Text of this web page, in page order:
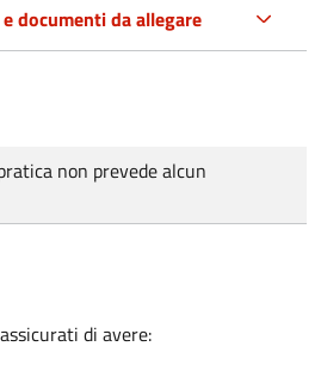
documenti da allegare
non prevede alcun
di avere: